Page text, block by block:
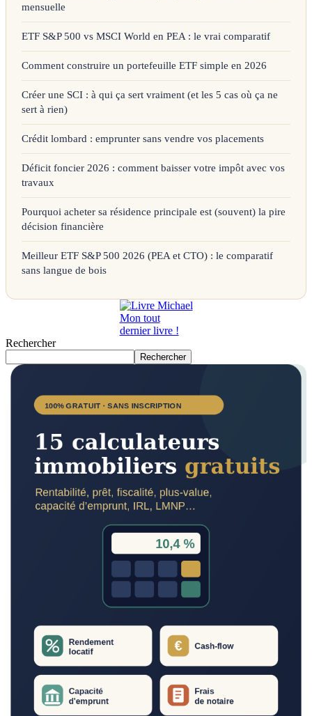
mensuelle
ETF S&P 500 vs MSCI World en PEA : le vrai comparatif
Comment construire un portefeuille ETF simple en 2026
Créer une SCI : à qui ça sert vraiment (et les 5 cas où ça ne
sert à rien)
Crédit lombard : emprunter sans vendre vos placements
Déficit foncier 2026 : comment baisser votre impôt avec vos
travaux
Pourquoi acheter sa résidence principale est (souvent) la pire
décision financière
Meilleur ETF S&P 500 2026 (PEA et CTO) : le comparatif
sans langue de bois
Mon tout
dernier livre !
Rechercher
Rechercher